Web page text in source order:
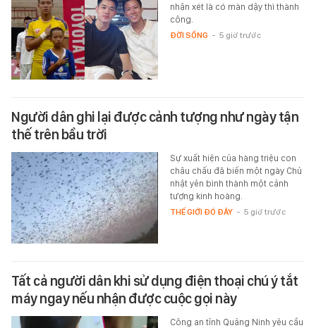
nhận xét là có màn dậy thì thành
công.
ĐỜI SỐNG - 5 giờ trước
Người dân ghi lại được cảnh tượng như ngày tận
thế trên bầu trời
Sự xuất hiện của hàng triệu con
châu chấu đã biến một ngày Chủ
nhật yên bình thành một cảnh
tượng kinh hoàng.
THẾ GIỚI ĐÓ ĐÂY - 5 giờ trước
Tất cả người dân khi sử dụng điện thoại chú ý tắt
máy ngay nếu nhận được cuộc gọi này
Công an tỉnh Quảng Ninh yêu cầu